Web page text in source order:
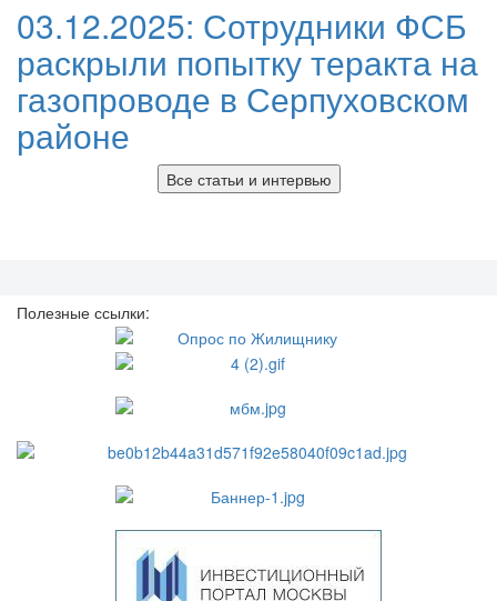
03.12.2025: Сотрудники ФСБ
раскрыли попытку теракта на
газопроводе в Серпуховском
районе
Все статьи и интервью
Полезные ссылки: